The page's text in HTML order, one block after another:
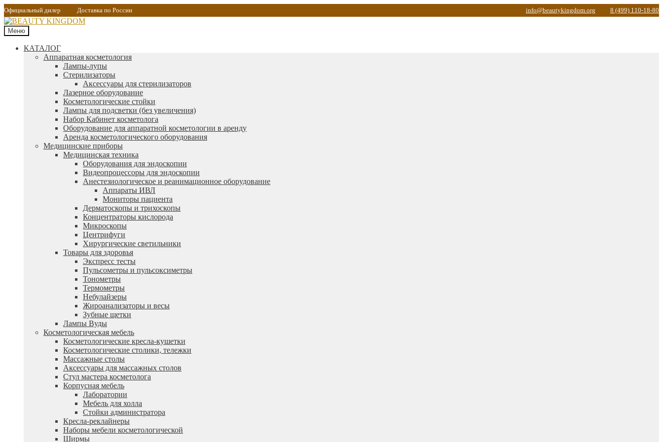
Официальный дилер Доставка по России info@beautykingdom.org 8 (499) 110-18-80
Меню
КАТАЛОГ
Аппаратная косметология
Лампы-лупы
Стерилизаторы
Аксессуары для стерилизаторов
Лазерное оборудование
Косметологические стойки
Лампы для подсветки (без увеличения)
Набор Кабинет косметолога
Оборудование для аппаратной косметологии в аренду
Аренда косметологического оборудования
Медицинские приборы
Медицинская техника
Оборудования для эндоскопии
Видеопроцессоры для эндоскопии
Анестезиологическое и реанимационное оборудование
Аппараты ИВЛ
Мониторы пациента
Дерматоскопы и трихоскопы
Концентраторы кислорода
Микроскопы
Центрифуги
Xирургические светильники
Товары для здоровья
Экспресс тесты
Пульсометры и пульсоксиметры
Тонометры
Термометры
Небулайзеры
Жироанализаторы и весы
Зубные щетки
Лампы Вуды
Косметологическая мебель
Косметологические кресла-кушетки
Косметологические столики, тележки
Массажные столы
Аксессуары для массажных столов
Стул мастера косметолога
Корпусная мебель
Лаборатории
Мебель для холла
Стойки администратора
Кресла-реклайнеры
Наборы мебели косметологической
Ширмы